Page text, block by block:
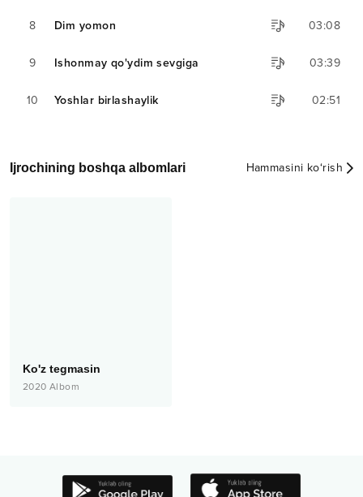
8 Dim yomon 03:08
9 Ishonmay qo'ydim sevgiga 03:39
10 Yoshlar birlashaylik 02:51
Ijrochining boshqa albomlari Hammasini ko‘rish
Ko'z tegmasin
2020 Albom